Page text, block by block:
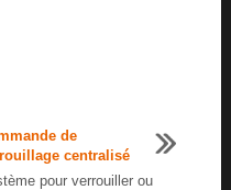
de
centralisé
pour verrouiller ou